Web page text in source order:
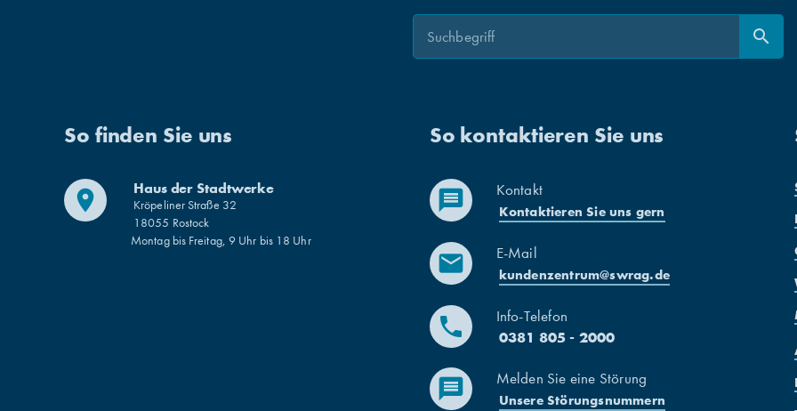
search
Suchen
So finden Sie uns
place Haus der Stadtwerke
Kröpeliner Straße 32
18055 Rostock
Montag bis Freitag, 9 Uhr bis 18 Uhr
So kontaktieren Sie uns
message Kontakt
Kontaktieren Sie uns gern
mail E-Mail
kundenzentrum@swrag.de
phone Info-Telefon
0381 805 - 2000
message Melden Sie eine Störung
Unsere Störungsnummern